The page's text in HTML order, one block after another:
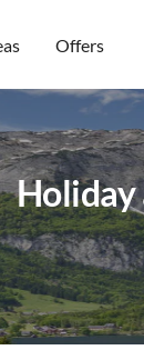
Offers
Holiday